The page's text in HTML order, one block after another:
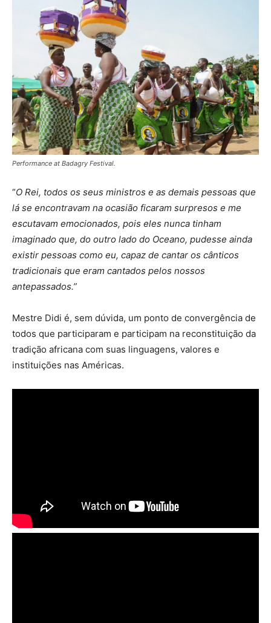
Performance at Badagry Festival.
“O Rei, todos os seus ministros e as demais pessoas que
lá se encontravam na ocasião ficaram surpresos e me
escutavam emocionados, pois eles nunca tinham
imaginado que, do outro lado do Oceano, pudesse ainda
existir pessoas como eu, capaz de cantar os cânticos
tradicionais que eram cantados pelos nossos
antepassados.”
Mestre Didi é, sem dúvida, um ponto de convergência de
todos que participaram e participam na reconstituição da
tradição africana com suas linguagens, valores e
instituições nas Américas.